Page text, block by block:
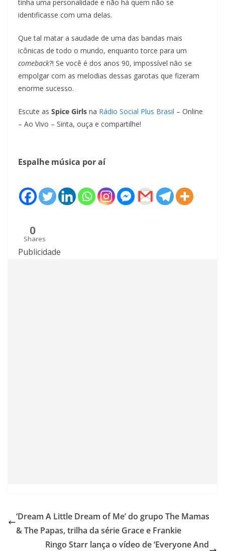
tinha uma personalidade e não há quem não se
identificasse com uma delas.
Que tal matar a saudade de uma das bandas mais
icônicas de todo o mundo, enquanto torce para um
comeback?! Se você é dos anos 90, impossível não se
empolgar com as melodias dessas garotas que fizeram
enorme sucesso.
Escute as Spice Girls na Rádio Social Plus Brasil – Online
– Ao Vivo – Sinta, ouça e compartilhe!
Espalhe música por aí
0
Shares
Publicidade
‘Dream A Little Dream of Me’ do grupo The Mamas
& The Papas, trilha da série Grace e Frankie
Ringo Starr lança o vídeo de ‘Everyone And